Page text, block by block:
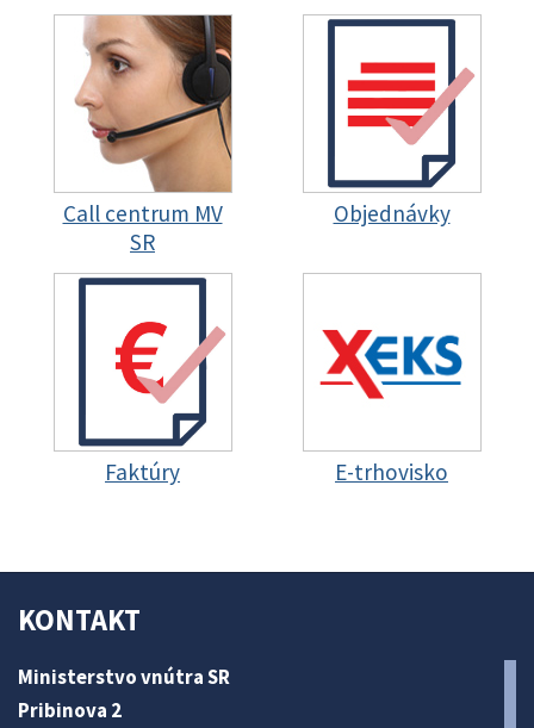
Call centrum MV
SR
Objednávky
Faktúry E-trhovisko
KONTAKT
Ministerstvo vnútra SR
Pribinova 2